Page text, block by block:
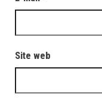
Site web